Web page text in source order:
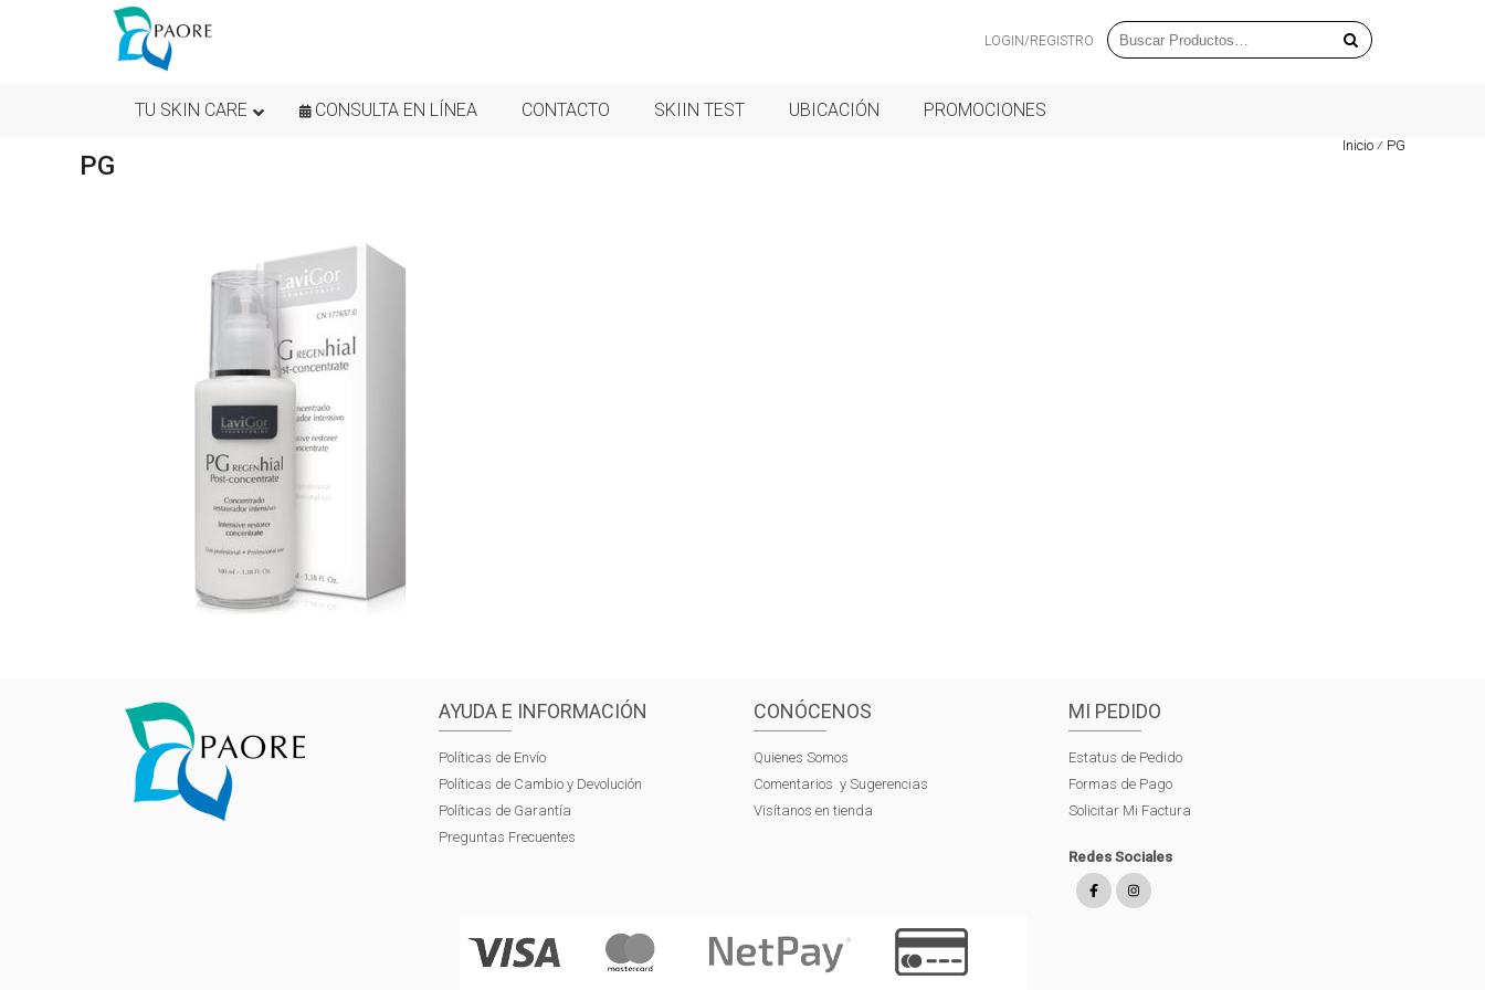
LOGIN/REGISTRO
TU SKIN CARE CONSULTA EN LÍNEA CONTACTO SKIIN TEST UBICACIÓN PROMOCIONES
Inicio ⁄ PG
PG
AYUDA E INFORMACIÓN
Políticas de Envío
Políticas de Cambio y Devolución
Políticas de Garantía
Preguntas Frecuentes
CONÓCENOS
Quienes Somos
Comentarios y Sugerencias
Visítanos en tienda
MI PEDIDO
Estatus de Pedido
Formas de Pago
Solicitar Mi Factura
Redes Sociales